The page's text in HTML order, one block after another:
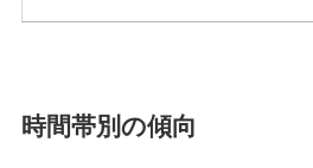
時間帯別の傾向